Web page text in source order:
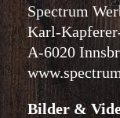
Spectrum
Karl-
A-6020
Bilder &